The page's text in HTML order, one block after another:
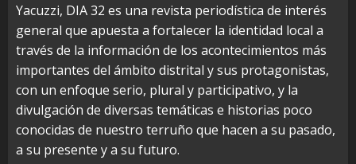
Yacuzzi, DIA 32 es una revista periodística de interés
general que apuesta a fortalecer la identidad local a
través de la información de los acontecimientos más
importantes del ámbito distrital y sus protagonistas,
con un enfoque serio, plural y participativo, y la
divulgación de diversas temáticas e historias poco
conocidas de nuestro terruño que hacen a su pasado,
a su presente y a su futuro.